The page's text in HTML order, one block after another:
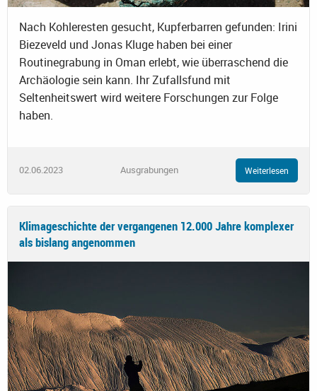
Nach Kohleresten gesucht, Kupferbarren gefunden: Irini
Biezeveld und Jonas Kluge haben bei einer
Routinegrabung in Oman erlebt, wie überraschend die
Archäologie sein kann. Ihr Zufallsfund mit
Seltenheitswert wird weitere Forschungen zur Folge
haben.
02.06.2023 Ausgrabungen Weiterlesen
Klimageschichte der vergangenen 12.000 Jahre komplexer
als bislang angenommen